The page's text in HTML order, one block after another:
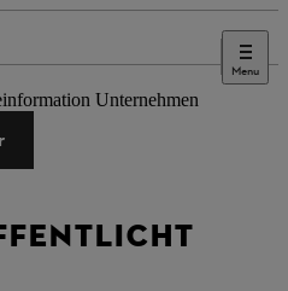
Menu
Unternehmen